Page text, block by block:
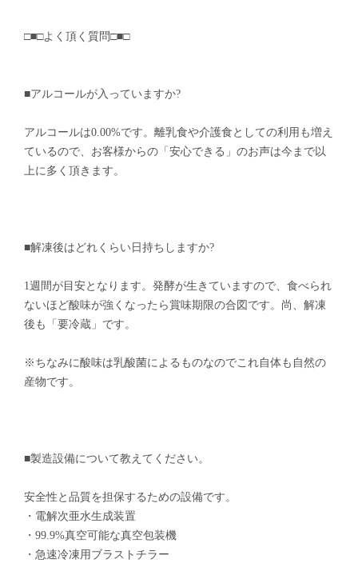
□■□よく頂く質問□■□
■アルコールが入っていますか?
アルコールは0.00%です。離乳食や介護食としての利用も増え
ているので、お客様からの「安心できる」のお声は今まで以
上に多く頂きます。
■解凍後はどれくらい日持ちしますか?
1週間が目安となります。発酵が生きていますので、食べられ
ないほど酸味が強くなったら賞味期限の合図です。尚、解凍
後も「要冷蔵」です。
※ちなみに酸味は乳酸菌によるものなのでこれ自体も自然の
産物です。
■製造設備について教えてください。
安全性と品質を担保するための設備です。
・電解次亜水生成装置
・99.9%真空可能な真空包装機
・急速冷凍用ブラストチラー